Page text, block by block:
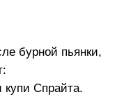
бурной пьянки,
Спрайта.